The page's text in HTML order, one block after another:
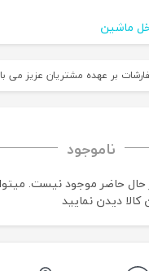
ماشین
بر عهده مشتریان عزیز می
ناموجود
حال حاضر موجود نیست.
دیدن نمایید